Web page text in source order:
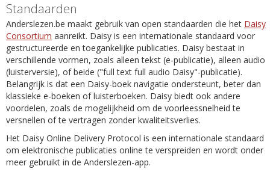
Standaarden
Anderslezen.be maakt gebruik van open standaarden die het Daisy
Consortium aanreikt. Daisy is een internationale standaard voor
gestructureerde en toegankelijke publicaties. Daisy bestaat in
verschillende vormen, zoals alleen tekst (e-publicatie), alleen audio
(luisterversie), of beide ("full text full audio Daisy"-publicatie).
Belangrijk is dat een Daisy-boek navigatie ondersteunt, beter dan
klassieke e-boeken of luisterboeken. Daisy biedt ook andere
voordelen, zoals de mogelijkheid om de voorleessnelheid te
versnellen of te vertragen zonder kwaliteitsverlies.
Het Daisy Online Delivery Protocol is een internationale standaard
om elektronische publicaties online te verspreiden en wordt onder
meer gebruikt in de Anderslezen-app.